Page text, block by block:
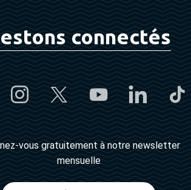
connectés
vous gratuitement à notre newsletter
mensuelle